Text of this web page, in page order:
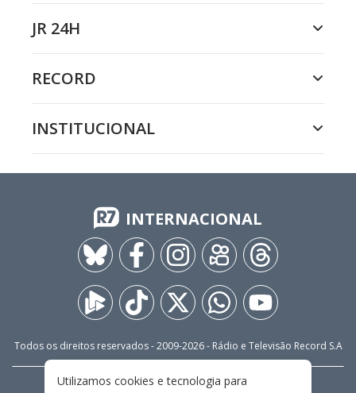
JR 24H
RECORD
INSTITUCIONAL
INTERNACIONAL
Todos os direitos reservados - 2009-2026- Rádio e Televisão Record S.A
PRIVACIDADE
Utilizamos cookies e tecnologia para